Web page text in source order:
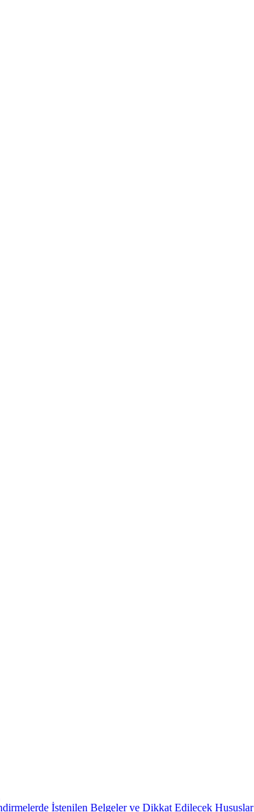
İstenilen Belgeler ve Dikkat Edilecek Hususlar